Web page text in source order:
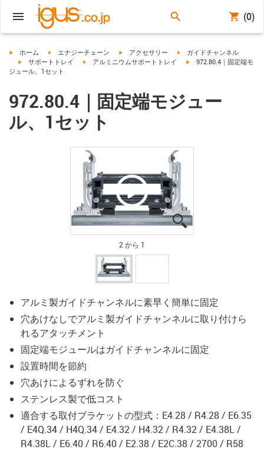
(0)
igus-icon-arrow-right
ホーム igus-icon-arrow-right
エナジーチェーン igus-icon-arrow-right
アクセサリー igus-icon-arrow-right
ガイドチャンネル
igus-icon-arrow-right
サポートトレイ igus-icon-arrow-right
アルミニウムサポートトレイ igus-icon-arrow-right
972.80.4｜固定端モ
ジュール、1セット
972.80.4｜固定端モジュー
ル、1セット
igus-icon-lupe
igus-icon-lupe
2 から 1
アルミ製ガイドチャンネルに素早く簡単に固定
穴あけなしでアルミ製ガイドチャンネルに取り付けら
れるアタッチメント
固定端モジュールはガイドチャンネルに固定
設置時間を節約
穴あけによるずれを防ぐ
ステンレス製で低コスト
適合する取付ブラケットの型式：E4.28 / R4.28 / E6.35
/ E4Q.34 / H4Q.34 / E4.32 / H4.32 / R4.32 / E4.38L /
R4.38L / E6.40 / R6.40 / E2.38 / E2C.38 / 2700 / R58